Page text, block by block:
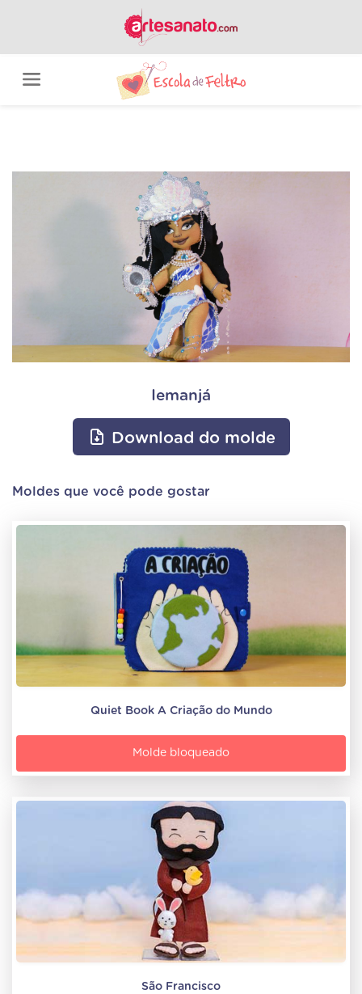
Iemanjá
Download do molde
Moldes que você pode gostar
Quiet Book A Criação do Mundo
Molde bloqueado
São Francisco